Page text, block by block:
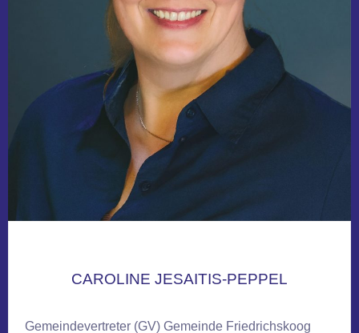
CAROLINE JESAITIS-PEPPEL
Gemeindevertreter (GV) Gemeinde Friedrichskoog